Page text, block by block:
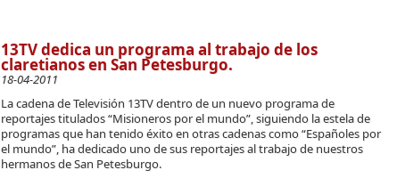
13TV dedica un programa al trabajo de los
claretianos en San Petesburgo.
18-04-2011
La cadena de Televisión 13TV dentro de un nuevo programa de
reportajes titulados “Misioneros por el mundo”, siguiendo la estela de
programas que han tenido éxito en otras cadenas como “Españoles por
el mundo”, ha dedicado uno de sus reportajes al trabajo de nuestros
hermanos de San Petesburgo.